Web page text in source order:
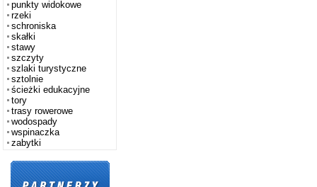
punkty widokowe
rzeki
schroniska
skałki
stawy
szczyty
szlaki turystyczne
sztolnie
ścieżki edukacyjne
tory
trasy rowerowe
wodospady
wspinaczka
zabytki